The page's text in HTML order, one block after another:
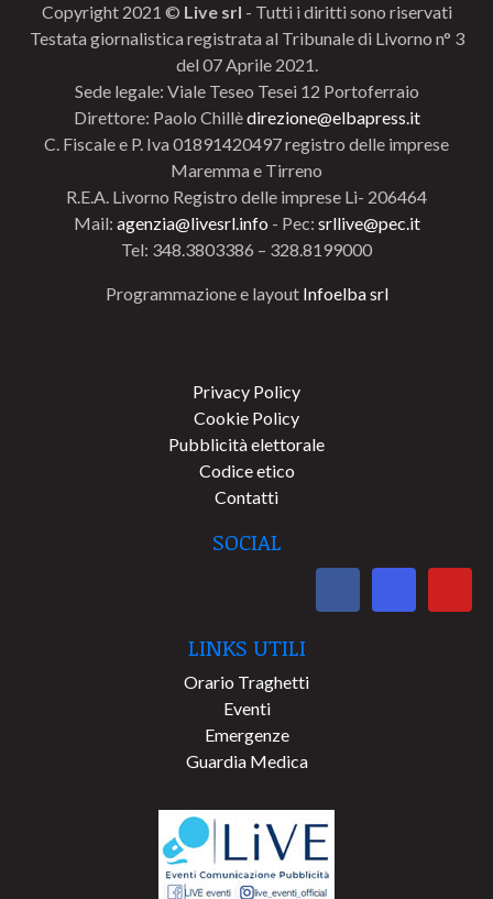
Copyright 2021 © Live srl - Tutti i diritti sono riservati
Testata giornalistica registrata al Tribunale di Livorno n° 3
del 07 Aprile 2021.
Sede legale: Viale Teseo Tesei 12 Portoferraio
Direttore: Paolo Chillèdirezione@elbapress.it
C. Fiscale e P. Iva 01891420497 registro delle imprese
Maremma e Tirreno
R.E.A. Livorno Registro delle imprese Li- 206464
Mail: agenzia@livesrl.info - Pec: srllive@pec.it
Tel: 348.3803386 – 328.8199000
Programmazione e layout Infoelba srl
Privacy Policy
Cookie Policy
Pubblicità elettorale
Codice etico
Contatti
SOCIAL
LINKS UTILI
Orario Traghetti
Eventi
Emergenze
Guardia Medica